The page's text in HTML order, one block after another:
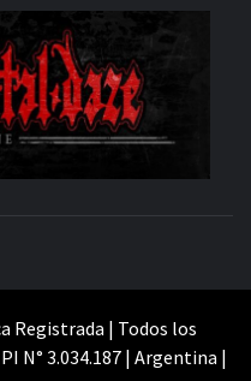
Registrada | Todos los
N° 3.034.187 | Argentina |